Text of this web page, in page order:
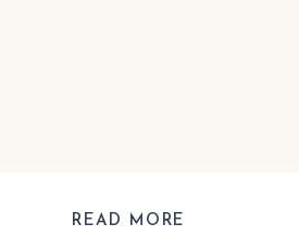
READ MORE